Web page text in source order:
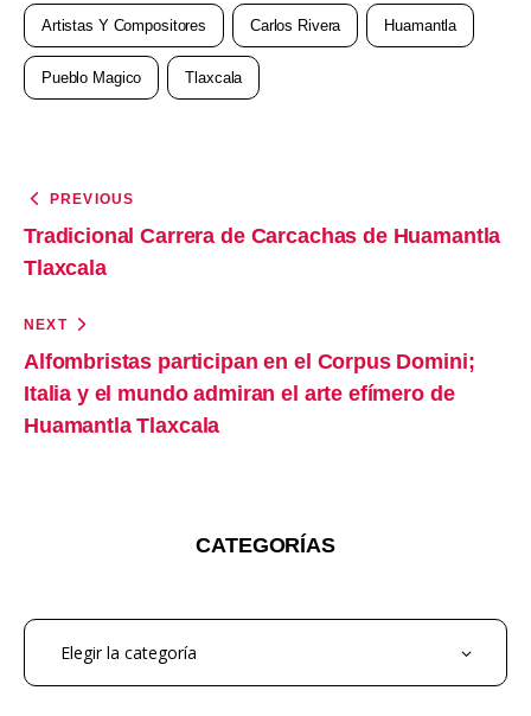
Artistas Y Compositores Carlos Rivera Huamantla
Pueblo Magico Tlaxcala
PREVIOUS
Tradicional Carrera de Carcachas de Huamantla
Tlaxcala
NEXT
Alfombristas participan en el Corpus Domini;
Italia y el mundo admiran el arte efímero de
Huamantla Tlaxcala
CATEGORÍAS